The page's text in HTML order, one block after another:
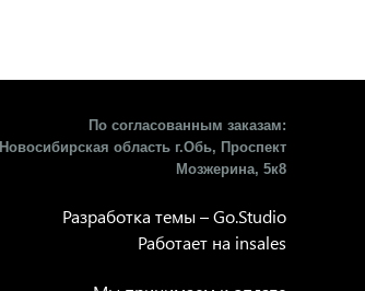
По согласованным заказам:
Новосибирская область г.Обь, Проспект
Мозжерина, 5к8​
Разработка темы –Go.Studio
Работает на insales